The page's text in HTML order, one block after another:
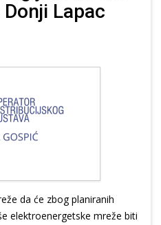
Lapac
da će zbog planiranih
elektroenergetske mreže biti